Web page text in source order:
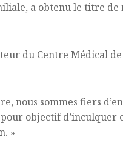
a obtenu le titre
du Centre Médical de
nous sommes fiers
objectif
»